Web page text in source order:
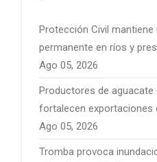
Protección Civil
permanente en ríos y
Michoacán por temporal
Ago 05, 2026
Productores de aguacate
fortalecen exportaciones
mercados internacionales
Ago 05, 2026
Tromba provoca